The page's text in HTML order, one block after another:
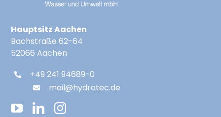
Hauptsitz Aachen
Bachstraße 62-64
52066 Aachen
+49 241 94689-0
mail@hydrotec.de